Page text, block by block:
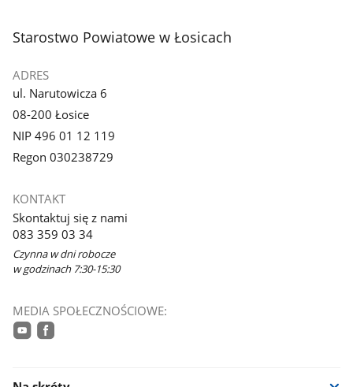
stopka
Starostwo Powiatowe w Łosicach
ADRES
ul. Narutowicza 6
08-200 Łosice
NIP 496 01 12 119
Regon 030238729
KONTAKT
Skontaktuj się z nami
083 359 03 34
Czynna w dni robocze
w godzinach 7:30-15:30
MEDIA SPOŁECZNOŚCIOWE: